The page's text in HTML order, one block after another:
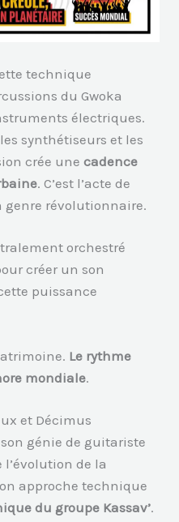
technique
du Gwoka
électriques.
synthétiseurs et les
crée unecadence
. C’est l’acte de
genre révolutionnaire.
orchestré
créer un son
puissance
Le rythme
mondiale.
et Décimus
génie de guitariste
de la
approche technique
du groupe Kassav’.